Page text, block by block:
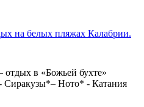
на белых пляжах Калабрии.
в «Божьей бухте»
Сиракузы*– Ното* - Катания